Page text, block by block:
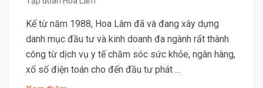
Kể từ năm 1988, Hoa Lâm đã và đang xây dựng
danh mục đầu tư và kinh doanh đa ngành rất thành
công từ dịch vụ y tế chăm sóc sức khỏe, ngân hàng,
xổ số điện toán cho đến đầu tư phát ...